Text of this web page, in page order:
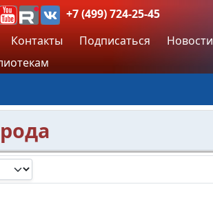
+7 (499) 724-25-45
Контакты Подписаться Новости